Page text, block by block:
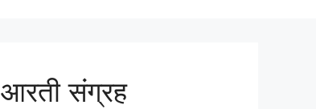
आरती संग्रह